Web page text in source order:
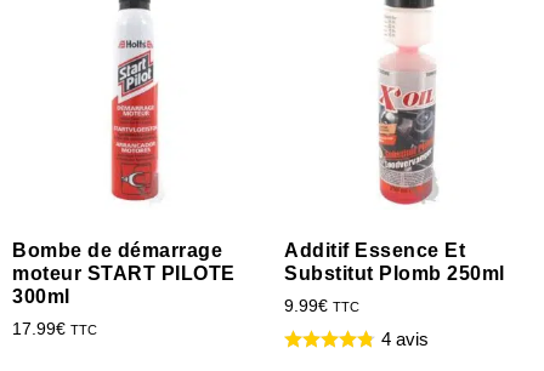
Bombe de démarrage
moteur START PILOTE
300ml
17.99€ TTC
Additif Essence Et
Substitut Plomb 250ml
9.99€ TTC
4 avis